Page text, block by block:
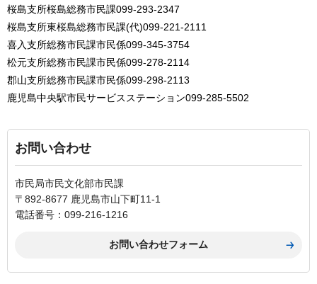
桜島支所桜島総務市民課099-293-2347
桜島支所東桜島総務市民課(代)099-221-2111
喜入支所総務市民課市民係099-345-3754
松元支所総務市民課市民係099-278-2114
郡山支所総務市民課市民係099-298-2113
鹿児島中央駅市民サービスステーション099-285-5502
お問い合わせ
市民局市民文化部市民課
〒892-8677 鹿児島市山下町11-1
電話番号：099-216-1216